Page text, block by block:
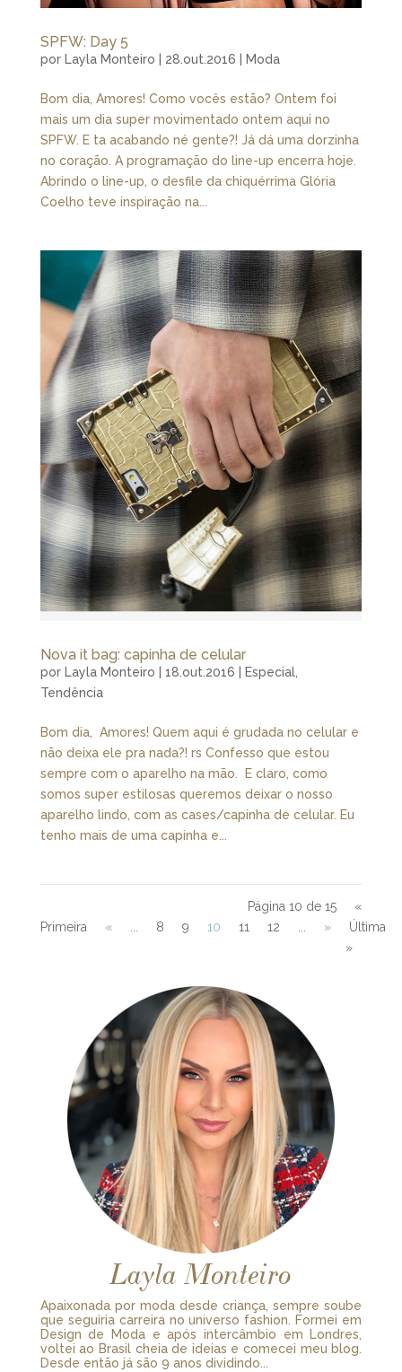
SPFW: Day 5
por Layla Monteiro | 28.out.2016 | Moda
Bom dia, Amores! Como vocês estão? Ontem foi
mais um dia super movimentado ontem aqui no
SPFW. E ta acabando né gente?! Já dá uma dorzinha
no coração. A programação do line-up encerra hoje.
Abrindo o line-up, o desfile da chiquérrima Glória
Coelho teve inspiração na...
Nova it bag: capinha de celular
por Layla Monteiro 18.out.2016 Especial,
Tendência
Bom dia, Amores! Quem aqui é grudada no celular e
não deixa ele pra nada?! rs Confesso que estou
sempre com o aparelho na mão. E claro, como
somos super estilosas queremos deixar o nosso
aparelho lindo, com as cases/capinha de celular. Eu
tenho mais de uma capinha e...
Página 10 de 15
«
Primeira
« ... 8 9 10 11 12 ... »
Última
»
Layla Monteiro
Apaixonada por moda desde criança, sempre soube
que seguiria carreira no universo fashion. Formei em
Design de Moda e após intercâmbio em Londres,
voltei ao Brasil cheia de ideias e comecei meu blog.
Desde então já são 9 anos dividindo...